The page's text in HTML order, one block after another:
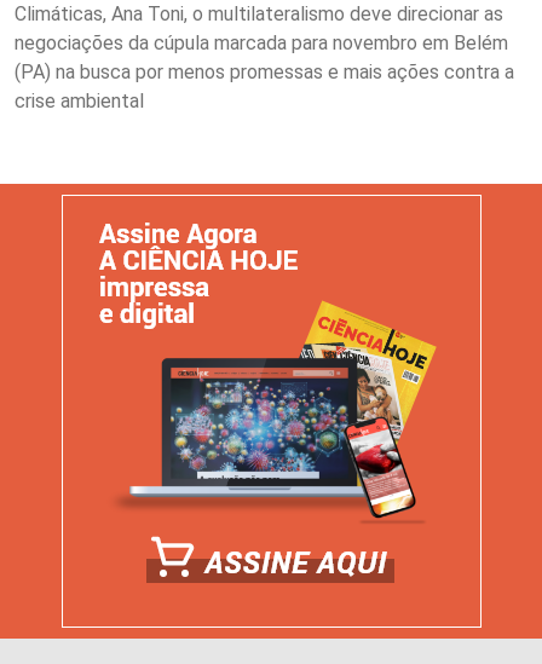
Climáticas, Ana Toni, o multilateralismo deve direcionar as
negociações da cúpula marcada para novembro em Belém
(PA) na busca por menos promessas e mais ações contra a
crise ambiental